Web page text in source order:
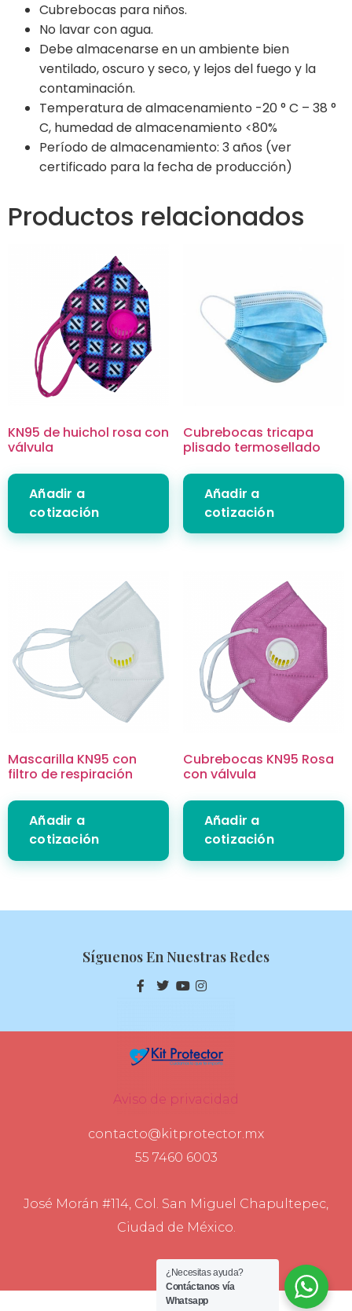
Cubrebocas para niños.
No lavar con agua.
Debe almacenarse en un ambiente bien
ventilado, oscuro y seco, y lejos del fuego y la
contaminación.
Temperatura de almacenamiento -20 ° C – 38 °
C, humedad de almacenamiento <80%
Período de almacenamiento: 3 años (ver
certificado para la fecha de producción)
Productos relacionados
KN95 de huichol rosa con
válvula
Añadir a
cotización
Cubrebocas tricapa
plisado termosellado
Añadir a
cotización
Mascarilla KN95 con
filtro de respiración
Añadir a
cotización
Cubrebocas KN95 Rosa
con válvula
Añadir a
cotización
Síguenos En Nuestras Redes
Aviso de privacidad
contacto@kitprotector.mx
55 7460 6003
José Morán #114, Col. San Miguel Chapultepec,
Ciudad de México.
¿Necesitas ayuda?
Contáctanos vía
Whatsapp